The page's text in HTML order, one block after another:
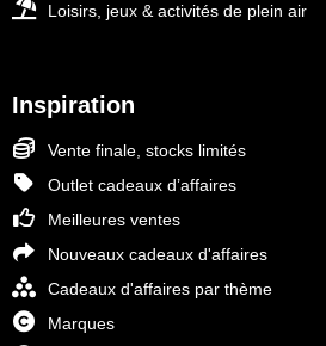
Loisirs, jeux & activités de plein air
Inspiration
Vente finale, stocks limités
Outlet cadeaux d’affaires
Meilleures ventes
Nouveaux cadeaux d'affaires
Cadeaux d'affaires par thème
Marques